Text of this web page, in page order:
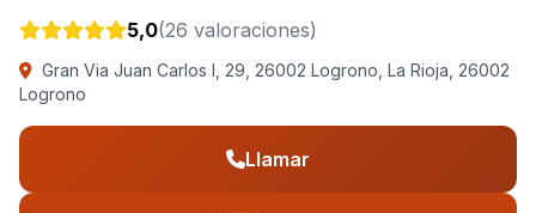
5,0(26 valoraciones)
Gran Via Juan Carlos I, 29, 26002 Logrono, La Rioja, 26002
Logrono
Llamar